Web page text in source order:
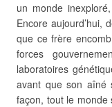
un monde
Encore aujourd’hui,
que ce frère
forces
laboratoires
avant que son aîné
façon, tout le monde